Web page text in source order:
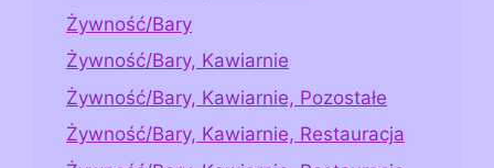
Żywność/Bary
Żywność/Bary, Kawiarnie
Żywność/Bary, Kawiarnie, Pozostałe
Żywność/Bary, Kawiarnie, Restauracja